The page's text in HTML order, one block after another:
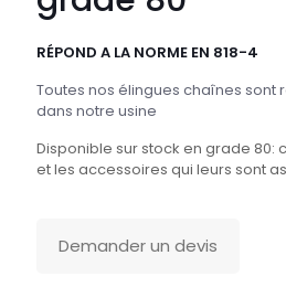
RÉPOND A LA NORME EN 818-4
Toutes nos élingues chaînes sont
dans notre usine
Disponible sur stock en grade 80:
et les accessoires qui leurs sont
Demander un devis